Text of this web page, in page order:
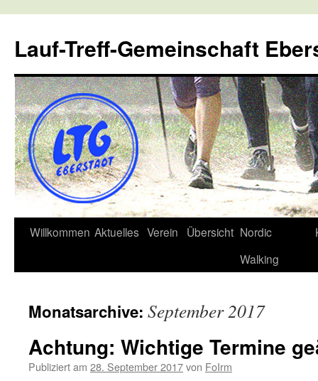
Lauf-Treff-Gemeinschaft
Zum
Willkommen Aktuelles Verein Übersicht Nordic
Walking
Monatsarchive: September 2017
Achtung: Wichtige Termine
Publiziert am 28. September 2017von FoIrm